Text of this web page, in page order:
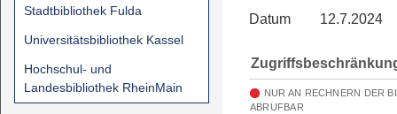
Stadtbibliothek Fulda
Universitätsbibliothek Kassel
Hochschul- und
Landesbibliothek RheinMain
Datum
12.7.2024
NUR AN RECHNERN DER
ABRUFBAR